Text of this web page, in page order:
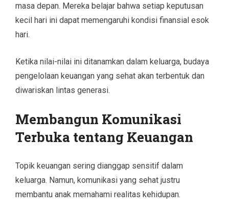
masa depan. Mereka belajar bahwa setiap keputusan
kecil hari ini dapat memengaruhi kondisi finansial esok
hari.
Ketika nilai-nilai ini ditanamkan dalam keluarga, budaya
pengelolaan keuangan yang sehat akan terbentuk dan
diwariskan lintas generasi.
Membangun Komunikasi
Terbuka tentang Keuangan
Topik keuangan sering dianggap sensitif dalam
keluarga. Namun, komunikasi yang sehat justru
membantu anak memahami realitas kehidupan.